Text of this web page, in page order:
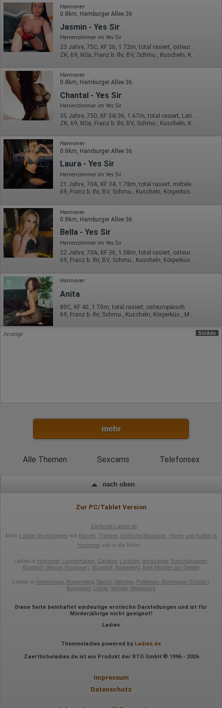
Erhobene Daten:
Datum und Uhrzeit des Besuchs
Gerätetyp
Geografischer Standort
IP-Adresse
Mausbewegungen
Besuchte Seiten
Referrer URL
Bildschirmauflösung
Eindeutige Gerätekennung
Sprachinformationen
Gerätebestriebssystem
Browser-Typ
Klicks
Domain-Name
Antworten auf Umfragen
Ort der Verarbeitung:
Europäische Union
Rechtliche Grundlage der Verarbeitung
Art. 6 Abs. 1 S. 1 lit. a DSGVO
Hannover
0.8km, Hamburger Allee 36
Jasmin - Yes Sir
Herrenzimmer im Yes Sir
23 Jahre, 75C, KF 36, 1.72m, total rasiert, osteuropäisch
Hannover
0.8km, Hamburger Allee 36
Chantal - Yes Sir
Herrenzimmer im Yes Sir
ZK, 69, NSa, Franz b. Ihr, BV, Schmu., Kuscheln, Körperküs.
Hannover
0.8km, Hamburger Allee 36
Laura - Yes Sir
Herrenzimmer im Yes Sir
21 Jahre, 70A, KF 34, 1.78m, total rasiert, mitteleuropäisch
69, Franz b. Ihr, BV, Schmu., Kuscheln, Körperküs., EL, Mast.
Hannover
0.8km, Hamburger Allee 36
Bella - Yes Sir
Herrenzimmer im Yes Sir
22 Jahre, 70A, KF 36, 1.58m, total rasiert, osteuropäisch
69, Franz b. Ihr, BV, Schmu., Kuscheln, Körperküs., AV b. Ihm, DSa
Hannover
Anita
80C, KF 40, 1.70m, total rasiert, osteuropäisch
SolAds
Anzeige
mehr
Alle Themen Sexcams Telefonsex
nach oben
Zur PC/Tablet Version
Zärtliche Ladies.de
Mehr Ladies Sex-Anzeigen von Escorts, Transen, Erotische Massage , Huren und Nutten in
Hannover und in der Nähe
Ladies in Hannover, Langenhagen Garbsen Laatzen Isernhagen Barsinghausen
Burgdorf (Region Hannover) Wunstorf Rodenberg Bad Münder am Deister
Ladies in Hemmingen Ronnenberg Seelze, Gehrden Pattensen Wennigsen (Deister)
Burgwedel Lehrte Sehnde Wedemark
Diese Seite beinhaltet eindeutige erotische Darstellungen und ist für
Minderjährige nicht geeignet!
Ladies
Themenladies powered by Ladies.de
Zaertlicheladies.de ist ein Produkt der RTO GmbH © 1996 - 2026
Impressum
Datenschutz